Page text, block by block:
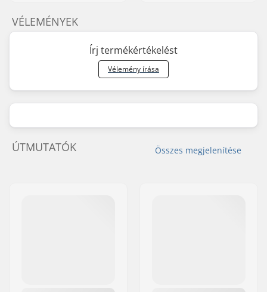
VÉLEMÉNYEK
Írj termékértékelést
Vélemény írása
Összes megjelenítése
ÚTMUTATÓK